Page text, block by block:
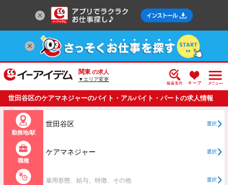
関東 の求人
▼エリア変更
世田谷区のケアマネジャーのバイト・アルバイト・パートの求人情報
一覧
勤務地/駅
世田谷区 選択
職種
ケアマネジャー 選択
雇用形態、給与、特徴、その他 選択